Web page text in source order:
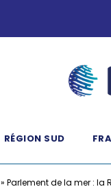
RÉGION SUD
» Parlement de la mer : la